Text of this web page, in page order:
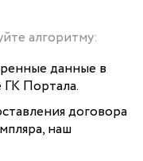
алгоритму:
данные в
Портала.
договора
наш